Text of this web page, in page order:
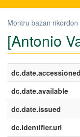
Montru bazan rikordon
[Antonio
dc.date.accessioned
dc.date.available
dc.date.issued
dc.identifier.uri